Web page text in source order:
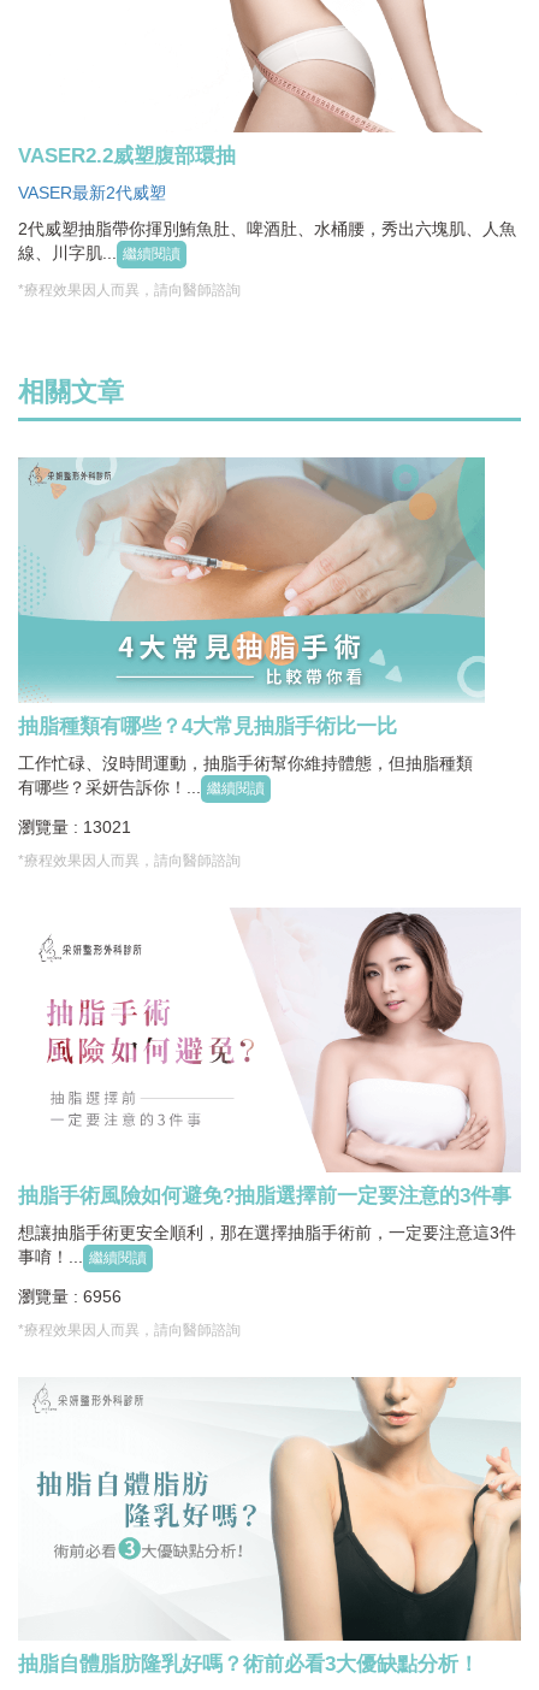
VASER2.2威塑腹部環抽
VASER最新2代威塑
2代威塑抽脂帶你揮別鮪魚肚、啤酒肚、水桶腰，秀出六塊肌、人魚
線、川字肌...
繼續閱讀
*療程效果因人而異，請向醫師諮詢
相關文章
抽脂種類有哪些？4大常見抽脂手術比一比
工作忙碌、沒時間運動，抽脂手術幫你維持體態，但抽脂種類
有哪些？采妍告訴你！...
繼續閱讀
瀏覽量 : 13021
*療程效果因人而異，請向醫師諮詢
抽脂手術風險如何避免?抽脂選擇前一定要注意的3件事
想讓抽脂手術更安全順利，那在選擇抽脂手術前，一定要注意這3件
事唷！...
繼續閱讀
瀏覽量 : 6956
*療程效果因人而異，請向醫師諮詢
抽脂自體脂肪隆乳好嗎？術前必看3大優缺點分析！